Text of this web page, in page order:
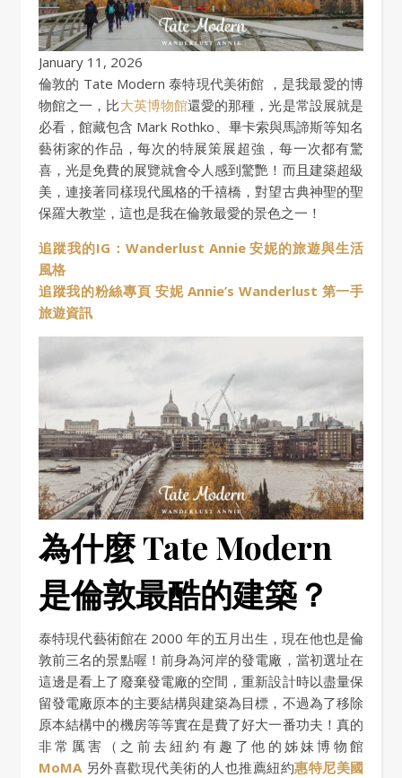
January 11, 2026
倫敦的 Tate Modern 泰特現代美術館 ，是我最愛的博
物館之一，比大英博物館還愛的那種，光是常設展就是
必看，館藏包含 Mark Rothko、畢卡索與馬諦斯等知名
藝術家的作品，每次的特展策展超強，每一次都有驚
喜，光是免費的展覽就會令人感到驚艷！而且建築超級
美，連接著同樣現代風格的千禧橋，對望古典神聖的聖
保羅大教堂，這也是我在倫敦最愛的景色之一！
追蹤我的IG：Wanderlust Annie 安妮的旅遊與生活
風格
追蹤我的粉絲專頁 安妮 Annie’s Wanderlust 第一手
旅遊資訊
為什麼 Tate Modern
是倫敦最酷的建築？
泰特現代藝術館在 2000 年的五月出生，現在他也是倫
敦前三名的景點喔！前身為河岸的發電廠，當初選址在
這邊是看上了廢棄發電廠的空間，重新設計時以盡量保
留發電廠原本的主要結構與建築為目標，不過為了移除
原本結構中的機房等等實在是費了好大一番功夫！真的
非常厲害（之前去紐約有趣了他的姊妹博物館
MoMA 另外喜歡現代美術的人也推薦紐約惠特尼美國